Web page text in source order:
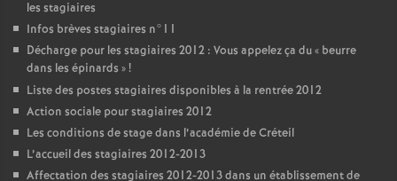
les stagiaires
Infos brèves stagiaires n°11
Décharge pour les stagiaires 2012 : Vous appelez ça du « beurre
dans les épinards »!
Liste des postes stagiaires disponibles à la rentrée 2012
Action sociale pour stagiaires 2012
Les conditions de stage dans l’académie de Créteil
L’accueil des stagiaires 2012-2013
Affectation des stagiaires 2012-2013 dans un établissement de